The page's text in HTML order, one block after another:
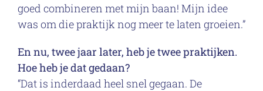
goed combineren met mijn baan! Mijn idee
was om die praktijk nog meer te laten groeien.”
En nu, twee jaar later, heb je twee praktijken.
Hoe heb je dat gedaan?
“Dat is inderdaad heel snel gegaan. De